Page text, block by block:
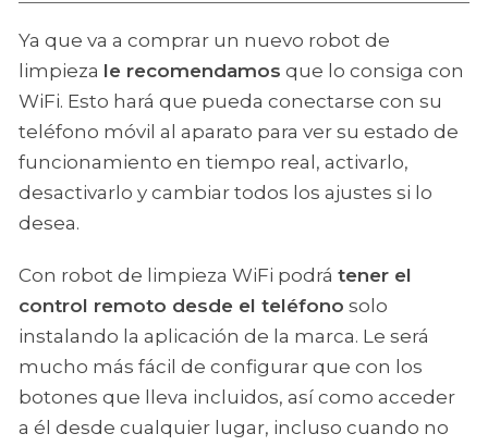
Ya que va a comprar un nuevo robot de
limpieza le recomendamos que lo consiga con
WiFi. Esto hará que pueda conectarse con su
teléfono móvil al aparato para ver su estado de
funcionamiento en tiempo real, activarlo,
desactivarlo y cambiar todos los ajustes si lo
desea.
Con robot de limpieza WiFi podrá tener el
control remoto desde el teléfono solo
instalando la aplicación de la marca. Le será
mucho más fácil de configurar que con los
botones que lleva incluidos, así como acceder
a él desde cualquier lugar, incluso cuando no